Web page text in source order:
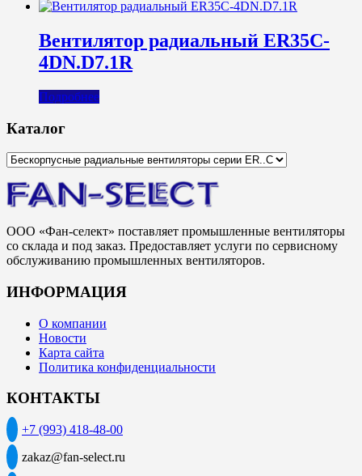
Вентилятор радиальный ER35C-
4DN.D7.1R
Подробнее
Каталог
ООО «Фан-селект» поставляет промышленные вентиляторы
со склада и под заказ. Предоставляет услуги по сервисному
обслуживанию промышленных вентиляторов.
ИНФОРМАЦИЯ
О компании
Новости
Карта сайта
Политика конфиденциальности
КОНТАКТЫ
+7 (993) 418-48-00
zakaz@fan-select.ru